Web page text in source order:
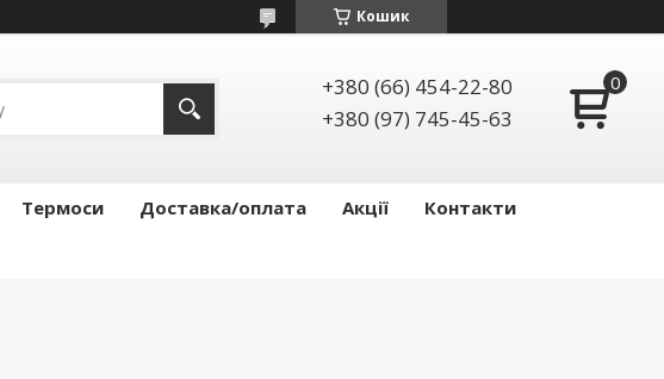
Кошик
+380 (66) 454-22-80
+380 (97) 745-45-63
Термоси Доставка/оплата Акції
Контакти